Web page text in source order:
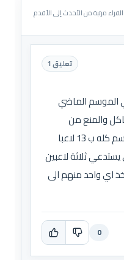
القراء مرتبة من الأحدث إلى الأقدم
تعليق 1
الموسم الماضي
والمنع من
الانتدابات ولعبت الموسم كله ب 13 لاعبا
ثلاثة لاعبين
اي واحد منهم الى
0